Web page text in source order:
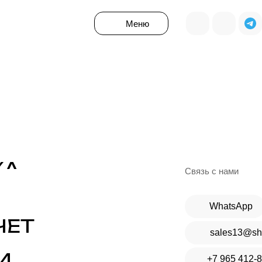
Меню
Связь с нами
+7 965 412-
WhatsApp